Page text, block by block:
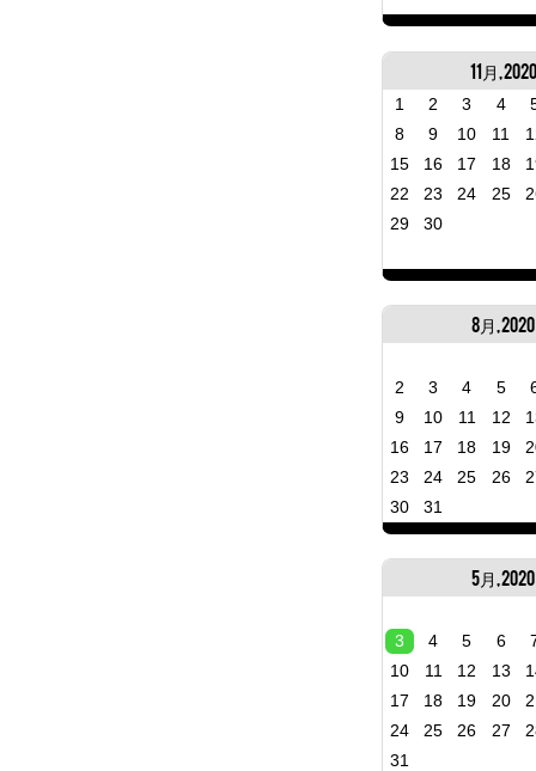
11月, 2020
1 2 3 4
8
9 10 11
15
16 17 18
22
23 24 25
29
30
8月, 2020
2 3 4 5
9
10 11 12
16
17 18 19
23
24 25 26
30
31
5月, 2020
3 4 5 6
10
11 12 13
17
18 19 20
24
25 26 27
31